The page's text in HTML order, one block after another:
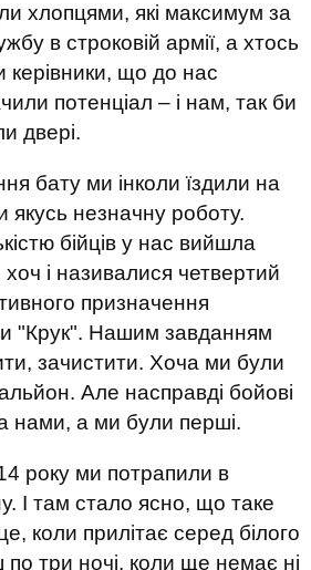
хлопцями, які максимум за
в строковій армії, а хтось
керівники, що до нас
потенціал – і нам, так би
двері.
бату ми інколи їздили на
якусь незначну роботу.
бійців у нас вийшла
і називалися четвертий
призначення
"Крук". Нашим завданням
зачистити. Хоча ми були
Але насправді бойові
нами, а ми були перші.
року ми потрапили в
І там стало ясно, що таке
коли прилітає серед білого
три ночі, коли ще немає ні